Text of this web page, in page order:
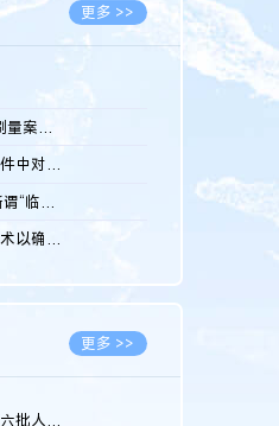
更多 >>
淘宝“B站推荐”店铺刷量案维持原判，两被告连带赔偿150万元
专利诉前行为保全案件中对仿制药申请人曾作出三类声明的考量及违...
直播带货诋毁同行 所谓“临场发挥”不免责
借助软件复现现有技术以确认相关参数特征是否被公开
更多 >>
最高人民法院发布第六批人民法院种业知识产权司法保护典型案例 含...